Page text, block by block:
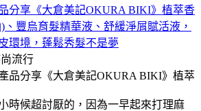
分享《大倉美記OKURA BIKI》植萃香
豐烏育髮精華液、舒緩淨屑賦活液，
環境，蓬鬆秀髮不是夢
流行
時候超討厭的，因為一早起來打理麻